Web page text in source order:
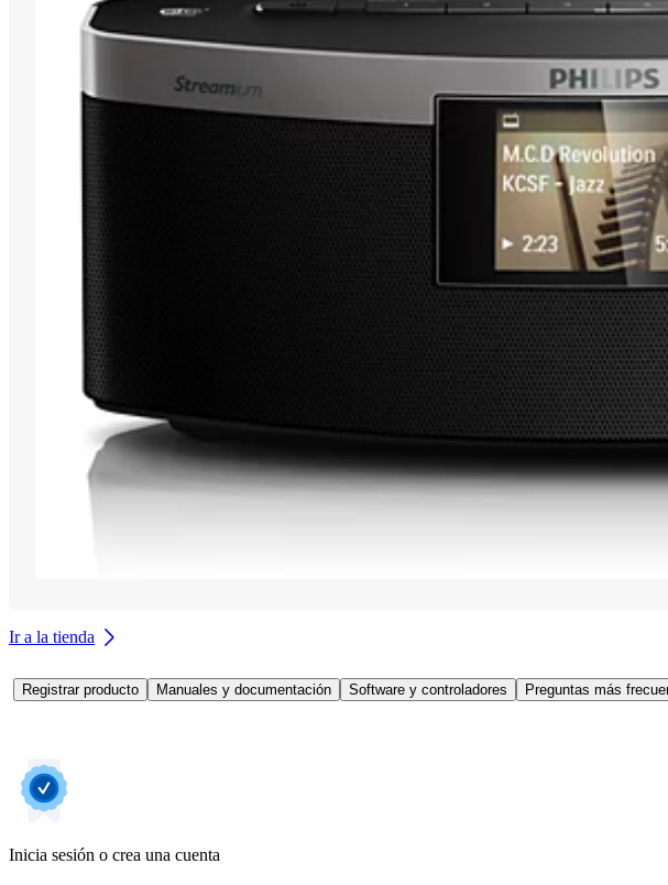
Ir a la tienda
Registrar producto Manuales y documentación Software y controladores Preguntas más
Inicia sesión o crea una cuenta